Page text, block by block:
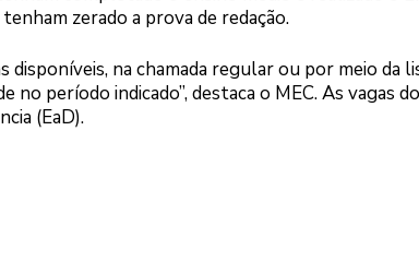
zerado a prova de redação.
na chamada regular ou por meio da
período indicado”, destaca o MEC. As vagas
(EaD).